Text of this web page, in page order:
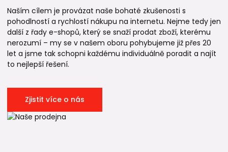
Naším cílem je provázat naše bohaté zkušenosti s
pohodlností a rychlostí nákupu na internetu. Nejme tedy jen
další z řady e-shopů, který se snaží prodat zboží, kterému
nerozumí – my se v našem oboru pohybujeme již přes 20
let a jsme tak schopni každému individuálně poradit a najít
to nejlepší řešení.
Zjistit více o nás